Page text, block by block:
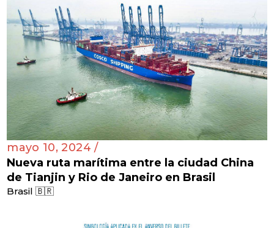
mayo 10, 2024 /
Nueva ruta marítima entre la ciudad China
de Tianjin y Rio de Janeiro en Brasil
Brasil 🇧🇷